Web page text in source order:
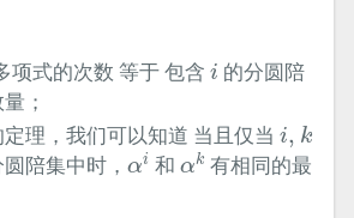
项式的次数 等于 包含i
i 的分圆陪
；
理，我们可以知道 当且仅当i, k
i, k
陪集中时，αi
αi 和αk
αk有相同的最